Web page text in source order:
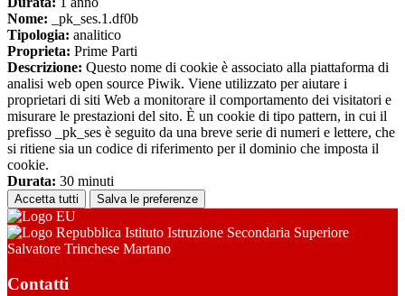
Nome: _pk_ses.1.df0b
Tipologia: analitico
Proprieta: Prime Parti
Descrizione: Questo nome di cookie è associato alla piattaforma di
analisi web open source Piwik. Viene utilizzato per aiutare i
proprietari di siti Web a monitorare il comportamento dei visitatori e
misurare le prestazioni del sito. È un cookie di tipo pattern, in cui il
prefisso _pk_ses è seguito da una breve serie di numeri e lettere, che
si ritiene sia un codice di riferimento per il dominio che imposta il
cookie.
Durata: 30 minuti
Accetta tutti Salva le preferenze
Istituto Istruzione Secondaria Superiore
Salvatore Trinchese Martano
Contatti